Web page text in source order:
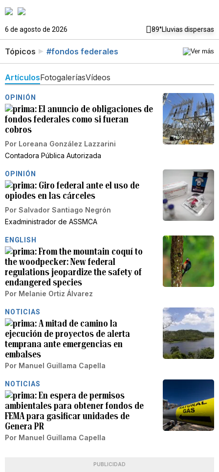
6 de agosto de 2026 89°Lluvias dispersas
Tópicos #fondos federales
ArtículosFotogaleríasVídeos
OPINIÓN
El anuncio de obligaciones de
fondos federales como si fueran
cobros
Por Loreana González Lazzarini
Contadora Pública Autorizada
OPINIÓN
Giro federal ante el uso de
opiodes en las cárceles
Por Salvador Santiago Negrón
Exadministrador de ASSMCA
ENGLISH
From the mountain coquí to
the woodpecker: New federal
regulations jeopardize the safety of
endangered species
Por Melanie Ortiz Álvarez
NOTICIAS
A mitad de camino la
ejecución de proyectos de alerta
temprana ante emergencias en
embalses
Por Manuel Guillama Capella
NOTICIAS
En espera de permisos
ambientales para obtener fondos de
FEMA para gasificar unidades de
Genera PR
Por Manuel Guillama Capella
PUBLICIDAD